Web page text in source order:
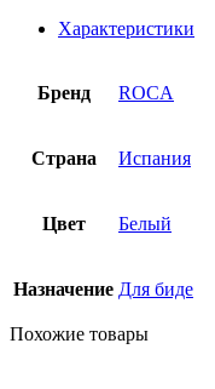
Характеристики
Бренд ROCA
Страна Испания
Цвет Белый
Назначение Для биде
Похожие товары